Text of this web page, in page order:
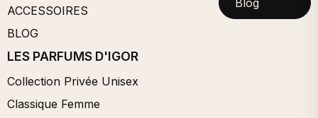
ACCESSOIRES
BLOG
LES PARFUMS D'IGOR
Collection Privée Unisex
Classique Femme